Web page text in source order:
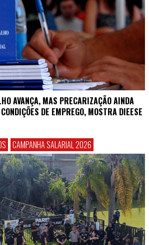
AVANÇA, MAS PRECARIZAÇÃO AINDA
DE EMPREGO, MOSTRA DIEESE
CAMPANHA SALARIAL 2026